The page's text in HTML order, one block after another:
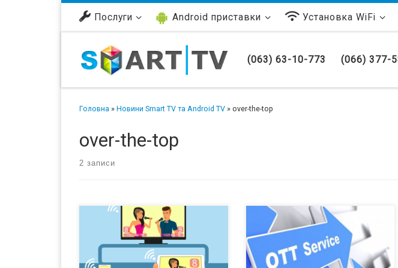
Перейти до вмісту Послуги Android приставки Установка WiFi
(063) 63-10-773 (066) 377-
Головна » Новини Smart TV та Android TV » over-the-top
over-the-top
2 записи
Как сообщается в новом
докладе Juniper Research –
количество потребителей потокового
видео значительно увеличивается.
Так, например, количество
OTT Over the Top. Что это такое?
Бизнес модель интерактивного
цифрового телевидения построенная
на базе технологии OTT предлагает
просмотр аудио и видеоконтента в